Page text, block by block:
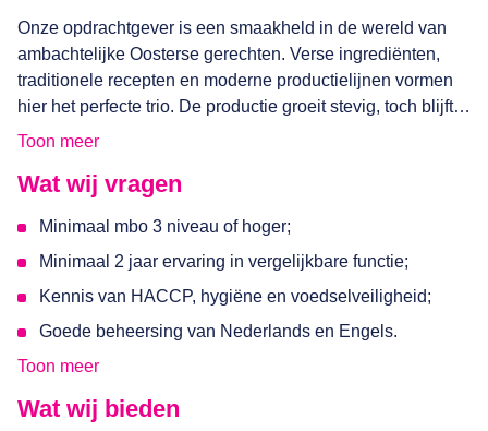
lekker eten centraal staat. Jij zorgt ervoor dat de lijn zingt,
de kwaliteit straalt en de planning wordt gehaald. Dat
maakt jou als Operator onmisbaar in het team.
Onze opdrachtgever is een smaakheld in de wereld van
ambachtelijke Oosterse gerechten. Verse ingrediënten,
traditionele recepten en moderne productielijnen vormen
hier het perfecte trio. De productie groeit stevig, toch blijft
de sfeer warm en persoonlijk. Collega’s werken samen als
menukaart en jij helpt dat niveau te bewaken. Hier draag jij
genieten.
Toon meer
Wat wij vragen
Minimaal mbo 3 niveau of hoger;
Minimaal 2 jaar ervaring in vergelijkbare functie;
Kennis van HACCP, hygiëne en voedselveiligheid;
Goede beheersing van Nederlands en Engels.
Toon meer
Wat wij bieden